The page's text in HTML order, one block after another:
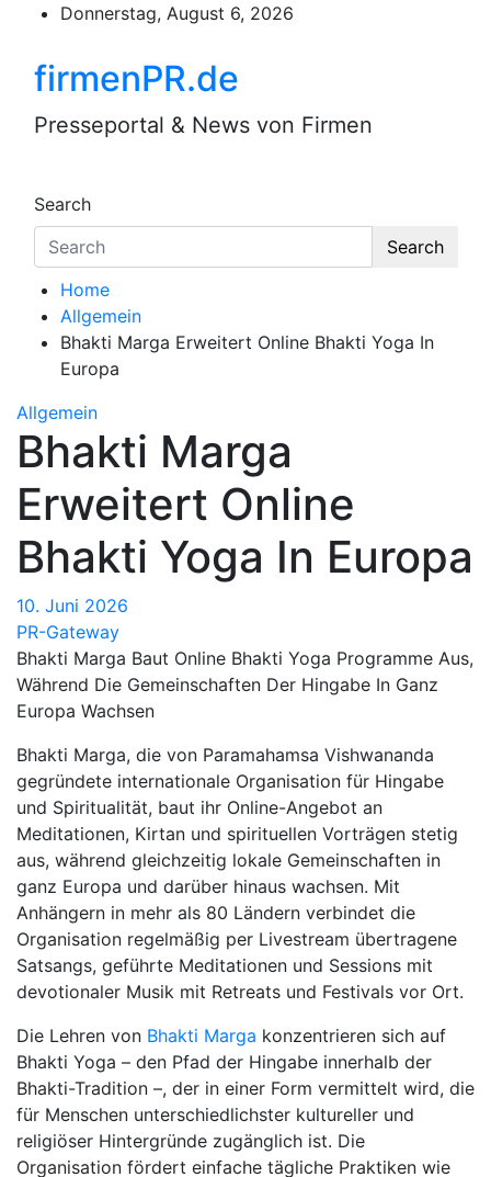
content
Donnerstag, August 6, 2026
firmenPR.de
Presseportal & News von Firmen
Search
Search
Home
Allgemein
Bhakti Marga Erweitert Online Bhakti Yoga In
Europa
Allgemein
Bhakti Marga
Erweitert Online
Bhakti Yoga In Europa
10. Juni 2026
PR-Gateway
Bhakti Marga Baut Online Bhakti Yoga Programme Aus,
Während Die Gemeinschaften Der Hingabe In Ganz
Europa Wachsen
Bhakti Marga, die von Paramahamsa Vishwananda
gegründete internationale Organisation für Hingabe
und Spiritualität, baut ihr Online-Angebot an
Meditationen, Kirtan und spirituellen Vorträgen stetig
aus, während gleichzeitig lokale Gemeinschaften in
ganz Europa und darüber hinaus wachsen. Mit
Anhängern in mehr als 80 Ländern verbindet die
Organisation regelmäßig per Livestream übertragene
Satsangs, geführte Meditationen und Sessions mit
devotionaler Musik mit Retreats und Festivals vor Ort.
Die Lehren von Bhakti Marga konzentrieren sich auf
Bhakti Yoga – den Pfad der Hingabe innerhalb der
Bhakti-Tradition –, der in einer Form vermittelt wird, die
für Menschen unterschiedlichster kultureller und
religiöser Hintergründe zugänglich ist. Die
Organisation fördert einfache tägliche Praktiken wie